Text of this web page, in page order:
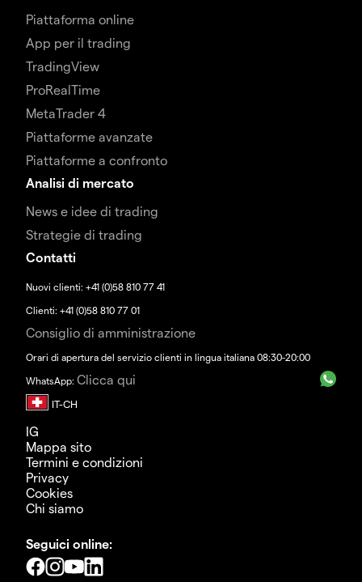
Piattaforma online
App per il trading
TradingView
ProRealTime
MetaTrader 4
Piattaforme avanzate
Piattaforme a confronto
Analisi di mercato
News e idee di trading
Strategie di trading
Contatti
Nuovi clienti: +41 (0)58 810 77 41
Clienti: +41 (0)58 810 77 01
Consiglio di amministrazione
Orari di apertura del servizio clienti in lingua italiana 08:30-20:00
WhatsApp: Clicca qui
IG
Mappa sito
Termini e condizioni
Privacy
Cookies
Chi siamo
Seguici online: